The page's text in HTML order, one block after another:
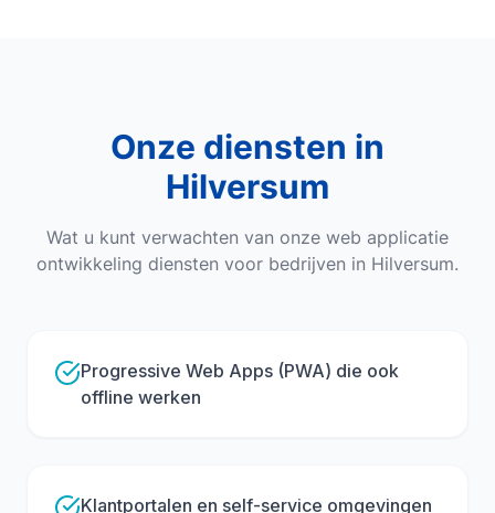
Onze diensten in
Hilversum
Wat u kunt verwachten van onze web applicatie
ontwikkeling diensten voor bedrijven in Hilversum.
Progressive Web Apps (PWA) die ook
offline werken
Klantportalen en self-service omgevingen